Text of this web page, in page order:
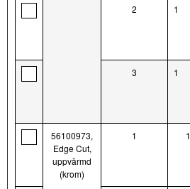
2 1
3 1
56100973,
Edge Cut,
uppvärmd
(krom)
1 1